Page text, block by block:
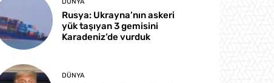
DÜNYA
Rusya: Ukrayna’nın askeri
yük taşıyan 3 gemisini
Karadeniz’de vurduk
DÜNYA